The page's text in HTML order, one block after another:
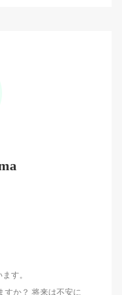
す。
すか？ 将来は不安に